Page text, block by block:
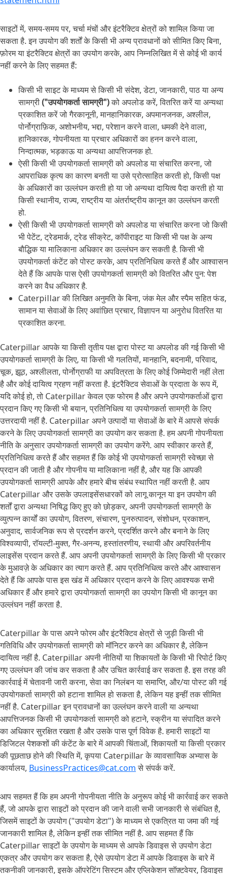
साइटों में, समय-समय पर, चर्चा मंचों और इंटरैक्टिव क्षेत्रों को शामिल किया जा
सकता है. इन उपयोग की शर्तों के किसी भी अन्य प्रावधानों को सीमित किए बिना,
फ़ोरम या इंटरैक्टिव क्षेत्रों का उपयोग करके, आप निम्नलिखित में से कोई भी कार्य
नहीं करने के लिए सहमत हैं:
किसी भी साइट के माध्यम से किसी भी संदेश, डेटा, जानकारी, पाठ या अन्य
सामग्री("उपयोगकर्ता सामग्री")को अपलोड करें, वितरित करें या अन्यथा
प्रकाशित करें जो गैरकानूनी, मानहानिकारक, अपमानजनक, अश्लील,
पोर्नोग्राफ़िक, अशोभनीय, भद्दा, परेशान करने वाला, धमकी देने वाला,
हानिकारक, गोपनीयता या प्रचार अधिकारों का हनन करने वाला,
निन्दात्मक, भड़काऊ या अन्यथा आपत्तिजनक हो.
ऐसी किसी भी उपयोगकर्ता सामग्री को अपलोड या संचारित करना, जो
आपराधिक कृत्य का कारण बनती या उसे प्रोत्साहित करती हो, किसी पक्ष
के अधिकारों का उल्लंघन करती हो या जो अन्यथा दायित्व पैदा करती हो या
किसी स्थानीय, राज्य, राष्ट्रीय या अंतर्राष्ट्रीय कानून का उल्लंघन करती
हो.
ऐसी किसी भी उपयोगकर्ता सामग्री को अपलोड या संचारित करना जो किसी
भी पेटेंट, ट्रेडमार्क, ट्रेड सीक्रेट, कॉपीराइट या किसी भी पक्ष के अन्य
बौद्धिक या मालिकाना अधिकार का उल्लंघन कर सकती है. किसी भी
उपयोगकर्ता कंटेंट को पोस्ट करके, आप प्रतिनिधित्व करते हैं और आश्वासन
देते हैं कि आपके पास ऐसी उपयोगकर्ता सामग्री को वितरित और पुन: पेश
करने का वैध अधिकार है.
Caterpillar की लिखित अनुमति के बिना, जंक मेल और स्पैम सहित फंड,
सामान या सेवाओं के लिए अवांछित प्रचार, विज्ञापन या अनुरोध वितरित या
प्रकाशित करना.
Caterpillar आपके या किसी तृतीय पक्ष द्वारा पोस्ट या अपलोड की गई किसी भी
उपयोगकर्ता सामग्री के लिए, या किसी भी गलतियों, मानहानि, बदनामी, परिवाद,
चूक, झूठ, अश्लीलता, पोर्नोग्राफी या अपवित्रता के लिए कोई जिम्मेदारी नहीं लेता
है और कोई दायित्व ग्रहण नहीं करता है. इंटरैक्टिव सेवाओं के प्रदाता के रूप में,
यदि कोई हो, तो Caterpillar केवल एक फोरम है और अपने उपयोगकर्ताओं द्वारा
प्रदान किए गए किसी भी बयान, प्रतिनिधित्व या उपयोगकर्ता सामग्री के लिए
उत्तरदायी नहीं है. Caterpillar अपने उत्पादों या सेवाओं के बारे में आपसे संपर्क
करने के लिए उपयोगकर्ता सामग्री का उपयोग कर सकता है. हम अपनी गोपनीयता
नीति के अनुसार उपयोगकर्ता सामग्री का उपयोग करेंगे. आप स्वीकार करते हैं,
प्रतिनिधित्व करते हैं और सहमत हैं कि कोई भी उपयोगकर्ता सामग्री स्वेच्छा से
प्रदान की जाती है और गोपनीय या मालिकाना नहीं है, और यह कि आपकी
उपयोगकर्ता सामग्री आपके और हमारे बीच संबंध स्थापित नहीं करती है. आप
Caterpillar और उसके उपलाइसेंसधारकों को लागू कानून या इन उपयोग की
शर्तों द्वारा अन्यथा निषिद्ध किए हुए को छोड़कर, अपनी उपयोगकर्ता सामग्री के
व्युत्पन्न कार्यों का उपयोग, वितरण, संचारण, पुनरुत्पादन, संशोधन, प्रकाशन,
अनुवाद, सार्वजनिक रूप से प्रदर्शन करने, प्रदर्शित करने और बनाने के लिए
विश्वव्यापी, रॉयल्टी-मुक्त, गैर-अनन्य, हस्तांतरणीय, स्थायी और अपरिवर्तनीय
लाइसेंस प्रदान करते हैं. आप अपनी उपयोगकर्ता सामग्री के लिए किसी भी प्रकार
के मुआवज़े के अधिकार का त्याग करते हैं. आप प्रतिनिधित्व करते और आश्वासन
देते हैं कि आपके पास इस खंड में अधिकार प्रदान करने के लिए आवश्यक सभी
अधिकार हैं और हमारे द्वारा उपयोगकर्ता सामग्री का उपयोग किसी भी कानून का
उल्लंघन नहीं करता है.
Caterpillar के पास अपने फोरम और इंटरैक्टिव क्षेत्रों से जुड़ी किसी भी
गतिविधि और उपयोगकर्ता सामग्री को मॉनिटर करने का अधिकार है, लेकिन
दायित्व नहीं है. Caterpillar अपनी नीतियों या शिकायतों के किसी भी रिपोर्ट किए
गए उल्लंघन की जांच कर सकता है और उचित कार्रवाई कर सकता है. इस तरह की
कार्रवाई में चेतावनी जारी करना, सेवा का निलंबन या समाप्ति, और/या पोस्ट की गई
उपयोगकर्ता सामग्री को हटाना शामिल हो सकता है, लेकिन यह इन्हीं तक सीमित
नहीं है. Caterpillar इन प्रावधानों का उल्लंघन करने वाली या अन्यथा
आपत्तिजनक किसी भी उपयोगकर्ता सामग्री को हटाने, स्क्रीन या संपादित करने
का अधिकार सुरक्षित रखता है और उसके पास पूर्ण विवेक है. हमारी साइटों या
डिजिटल पेशकशों की कंटेंट के बारे में आपकी चिंताओं, शिकायतों या किसी प्रकार
की पूछताछ होने की स्थिति में, कृपया Caterpillar के व्यावसायिक अभ्यास के
कार्यालय, BusinessPractices@cat.comसे संपर्क करें.
आप सहमत हैं कि हम अपनी गोपनीयता नीति के अनुरूप कोई भी कार्रवाई कर सकते
हैं, जो आपके द्वारा साइटों को प्रदान की जाने वाली सभी जानकारी से संबंधित है,
जिसमें साइटों के उपयोग ("उपयोग डेटा") के माध्यम से एकत्रित या जमा की गई
जानकारी शामिल है, लेकिन इन्हीं तक सीमित नहीं है. आप सहमत हैं कि
Caterpillar साइटों के उपयोग के माध्यम से आपके डिवाइस से उपयोग डेटा
एकत्र और उपयोग कर सकता है, ऐसे उपयोग डेटा में आपके डिवाइस के बारे में
तकनीकी जानकारी, इसके ऑपरेटिंग सिस्टम और एप्लिकेशन सॉफ़्टवेयर, डिवाइस